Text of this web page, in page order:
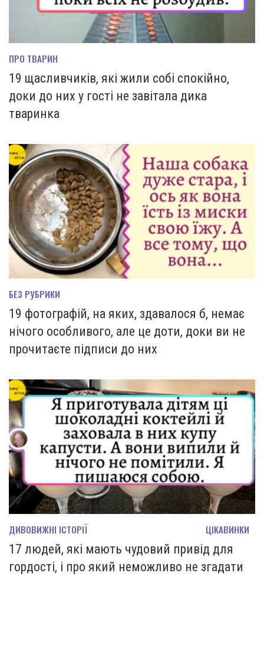
ПРО ТВАРИН
19 щасливчиків, які жили собі спокійно,
доки до них у гості не завітала дика
тваринка
БЕЗ РУБРИКИ
19 фотографій, на яких, здавалося б, немає
нічого особливого, але це доти, доки ви не
прочитаєте підписи до них
ДИВОВИЖНІ ІСТОРІЇ ЦІКАВИНКИ
17 людей, які мають чудовий привід для
гордості, і про який неможливо не згадати